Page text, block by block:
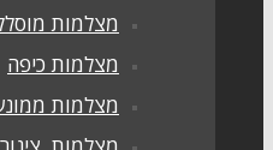
מצלמות מוסלקות
מצלמות כיפה
מצלמות ממונעות